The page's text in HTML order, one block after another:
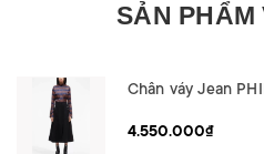
SẢN PHẨM
Chân váy Jean
4.550.000₫